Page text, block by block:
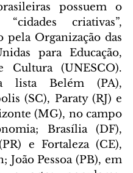
possuem o
criativas”,
pela Organização das
para Educação,
Cultura (UNESCO).
lista Belém (PA),
(SC), Paraty (RJ) e
(MG), no campo
Brasília (DF),
e Fortaleza (CE),
João Pessoa (PB), em